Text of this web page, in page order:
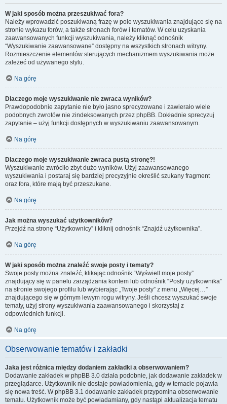
W jaki sposób można przeszukiwać fora?
Należy wprowadzić poszukiwaną frazę w pole wyszukiwania znajdujące się na
stronie wykazu forów, a także stronach forów i tematów. W celu uzyskania
zaawansowanych funkcji wyszukiwania, należy kliknąć odnośnik
“Wyszukiwanie zaawansowane” dostępny na wszystkich stronach witryny.
Rozmieszczenie elementów sterujących mechanizmem wyszukiwania może
zależeć od używanego stylu.
Na górę
Dlaczego moje wyszukiwanie nie zwraca wyników?
Prawdopodobnie zapytanie nie było jasno sprecyzowane i zawierało wiele
podobnych zwrotów nie zindeksowanych przez phpBB. Dokładnie sprecyzuj
zapytanie – użyj funkcji dostępnych w wyszukiwaniu zaawansowanym.
Na górę
Dlaczego moje wyszukiwanie zwraca pustą stronę?!
Wyszukiwanie zwróciło zbyt dużo wyników. Użyj zaawansowanego
wyszukiwania i postaraj się bardziej precyzyjnie określić szukany fragment
oraz fora, które mają być przeszukane.
Na górę
Jak można wyszukać użytkowników?
Przejdź na stronę “Użytkownicy” i kliknij odnośnik “Znajdź użytkownika”.
Na górę
W jaki sposób można znaleźć swoje posty i tematy?
Swoje posty można znaleźć, klikając odnośnik “Wyświetl moje posty”
znajdujący się w panelu zarządzania kontem lub odnośnik “Posty użytkownika”
na stronie swojego profilu lub wybierając „Twoje posty” z menu „Więcej…”
znajdującego się w górnym lewym rogu witryny. Jeśli chcesz wyszukać swoje
tematy, użyj strony wyszukiwania zaawansowanego i skorzystaj z
odpowiednich funkcji.
Na górę
Obserwowanie tematów i zakładki
Jaka jest różnica między dodaniem zakładki a obserwowaniem?
Dodawanie zakładek w phpBB 3.0 działa podobnie, jak dodawanie zakładek w
przeglądarce. Użytkownik nie dostaje powiadomienia, gdy w temacie pojawia
się nowa treść. W phpBB 3.1 dodawanie zakładek przypomina obserwowanie
tematu. Użytkownik może być powiadamiany, gdy nastąpi aktualizacja tematu